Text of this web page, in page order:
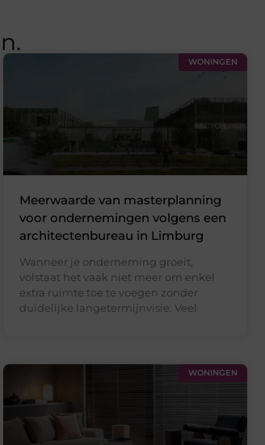
WONINGEN
Meerwaarde van masterplanning
voor ondernemingen volgens een
architectenbureau in Limburg
Wanneer je onderneming groeit,
volstaat het vaak niet meer om enkel
extra ruimte toe te voegen zonder
duidelijke langetermijnvisie. Veel
WONINGEN